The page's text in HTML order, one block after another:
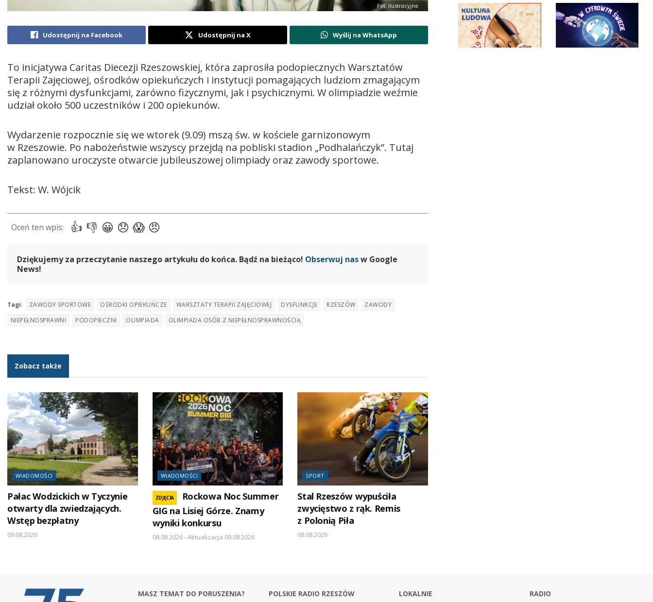
Fot. ilustracyjne
Udostępnij na Facebook Udostępnij na X Wyślij na WhatsApp
To inicjatywa Caritas Diecezji Rzeszowskiej, która zaprosiła podopiecznych Warsztatów
Terapii Zajęciowej, ośrodków opiekuńczych i instytucji pomagających ludziom zmagającym
się z różnymi dysfunkcjami, zarówno fizycznymi, jak i psychicznymi. W olimpiadzie weźmie
udział około 500 uczestników i 200 opiekunów.
Wydarzenie rozpocznie się we wtorek (9.09) mszą św. w kościele garnizonowym
w Rzeszowie. Po nabożeństwie wszyscy przejdą na pobliski stadion „Podhalańczyk”. Tutaj
zaplanowano uroczyste otwarcie jubileuszowej olimpiady oraz zawody sportowe.
Tekst: W. Wójcik
Dziękujemy za przeczytanie naszego artykułu do końca. Bądź na bieżąco! Obserwuj nasw Google
News!
Tagi: ZAWODY SPORTOWE OŚRODKI OPIEKUŃCZE WARSZTATY TERAPII ZAJĘCIOWEJ DYSFUNKCJE RZESZÓW
ZAWODY
NIEPEŁNOSPRAWNI
PODOPIECZNI OLIMPIADA OLIMPIADA OSÓB Z NIEPEŁNOSPRAWNOŚCIĄ
Zobacz także
WIADOMOŚCI
Pałac Wodzickich w Tyczynie
otwarty dla zwiedzających.
Wstęp bezpłatny
09.08.2026
WIADOMOŚCI
ZDJĘCIA
Rockowa Noc Summer
GIG na Lisiej Górze. Znamy
wyniki konkursu
08.08.2026 - Aktualizacja 09.08.2026
SPORT
Stal Rzeszów wypuściła
zwycięstwo z rąk. Remis
z Polonią Piła
08.08.2026
MASZ TEMAT DO PORUSZENIA? POLSKIE RADIO RZESZÓW LOKALNIE RADIO